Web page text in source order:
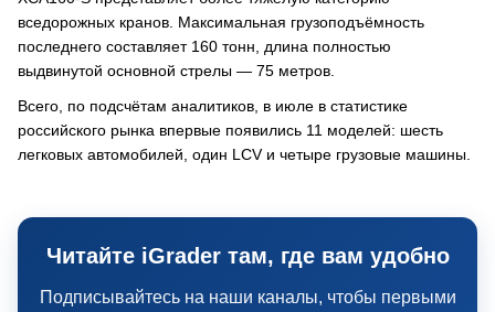
вседорожных кранов. Максимальная грузоподъёмность
последнего составляет 160 тонн, длина полностью
выдвинутой основной стрелы — 75 метров.
Всего, по подсчётам аналитиков, в июле в статистике
российского рынка впервые появились 11 моделей: шесть
легковых автомобилей, один LCV и четыре грузовые машины.
Читайте iGrader там, где вам удобно
Подписывайтесь на наши каналы, чтобы первыми